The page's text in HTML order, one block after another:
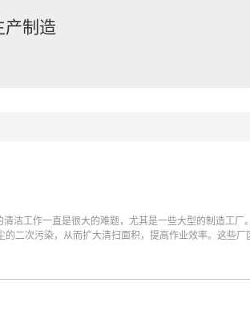
制造
洁工作一直是很大的难题，尤其是一些大型的制造工厂
二次污染，从而扩大清扫面积，提高作业效率。这些厂
都不是很好，地面上泥块又是一堆，无形中对扫地机的